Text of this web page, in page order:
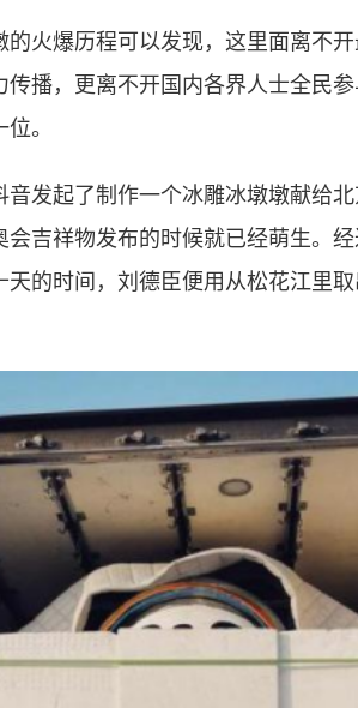
火爆历程可以发现，这里面离不
播，更离不开国内各界人士全民
。
音发起了制作一个冰雕冰墩墩献给
吉祥物发布的时候就已经萌生。
的时间，刘德臣便用从松花江里